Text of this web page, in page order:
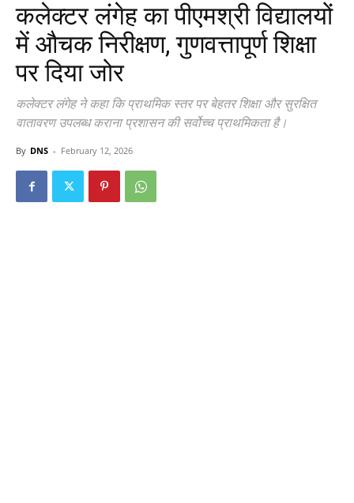
कलेक्टर लंगेह का पीएमश्री विद्यालयों
में औचक निरीक्षण, गुणवत्तापूर्ण शिक्षा
पर दिया जोर
कलेक्टर लंगेह ने कहा कि प्राथमिक स्तर पर बेहतर शिक्षा और सुरक्षित
वातावरण उपलब्ध कराना प्रशासन की सर्वोच्च प्राथमिकता है।
By DNS - February 12, 2026